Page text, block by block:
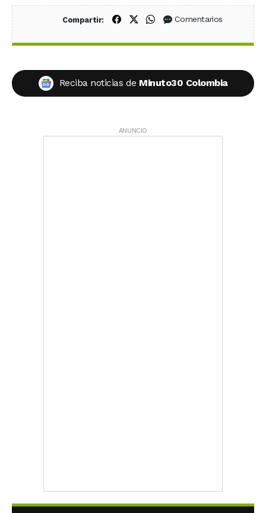
Compartir: Compartir en Facebook
Compartir en X (Twitter)
Compartir en WhatsApp
Comentarios
Reciba noticias de Minuto30 Colombia
ANUNCIO